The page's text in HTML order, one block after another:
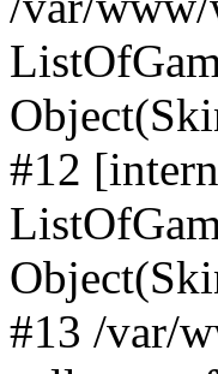
#12
#13 /var/